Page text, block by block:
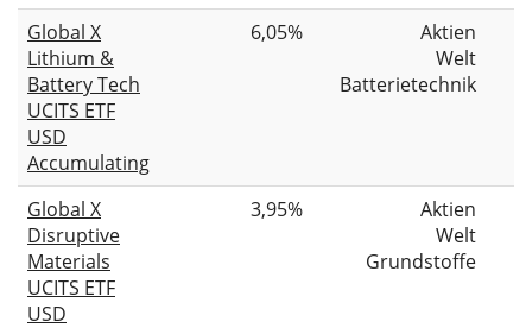
Global X
Lithium &
Battery Tech
UCITS ETF
USD
Accumulating
6,05%
Aktien
Welt
Batterietechnik
Global X
Disruptive
Materials
UCITS ETF
USD
3,95%
Aktien
Welt
Grundstoffe